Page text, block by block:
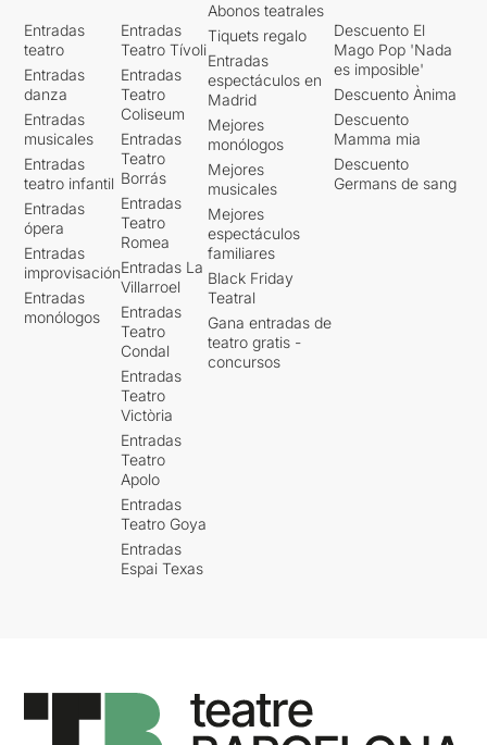
Entradas
teatro
Entradas
danza
Entradas
musicales
Entradas
teatro infantil
Entradas
ópera
Entradas
improvisación
Entradas
monólogos
Entradas
Teatro Tívoli
Entradas
Teatro
Coliseum
Entradas
Teatro
Borrás
Entradas
Teatro
Romea
Entradas La
Villarroel
Entradas
Teatro
Condal
Entradas
Teatro
Victòria
Entradas
Teatro
Apolo
Entradas
Teatro Goya
Entradas
Espai Texas
Abonos teatrales
Tiquets regalo
Entradas
espectáculos en
Madrid
Mejores
monólogos
Mejores
musicales
Mejores
espectáculos
familiares
Black Friday
Teatral
Gana entradas de
teatro gratis -
concursos
Descuento El
Mago Pop 'Nada
es imposible'
Descuento Ànima
Descuento
Mamma mia
Descuento
Germans de sang